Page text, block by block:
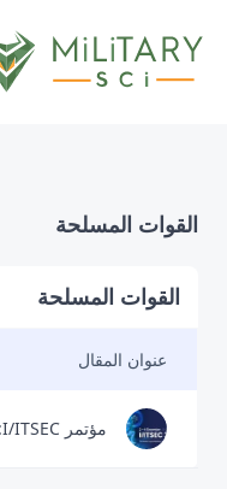
القوات المسلحة
القوات المسلحة
عنوان المقال
مؤتمر I/ITSEC: منصة عالمية لتطوير القدرات العسكرية عبر المحاكاة والتدريب